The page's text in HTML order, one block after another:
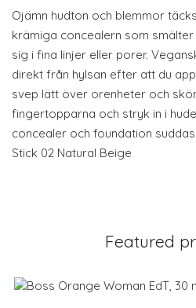
Ojämn hudton och blemmor
krämiga concealern som
sig i fina linjer eller porer.
direkt från hylsan efter att du
svep lätt över orenheter och
fingertopparna och stryk in i
concealer och foundation
Stick 02 Natural Beige
Featured